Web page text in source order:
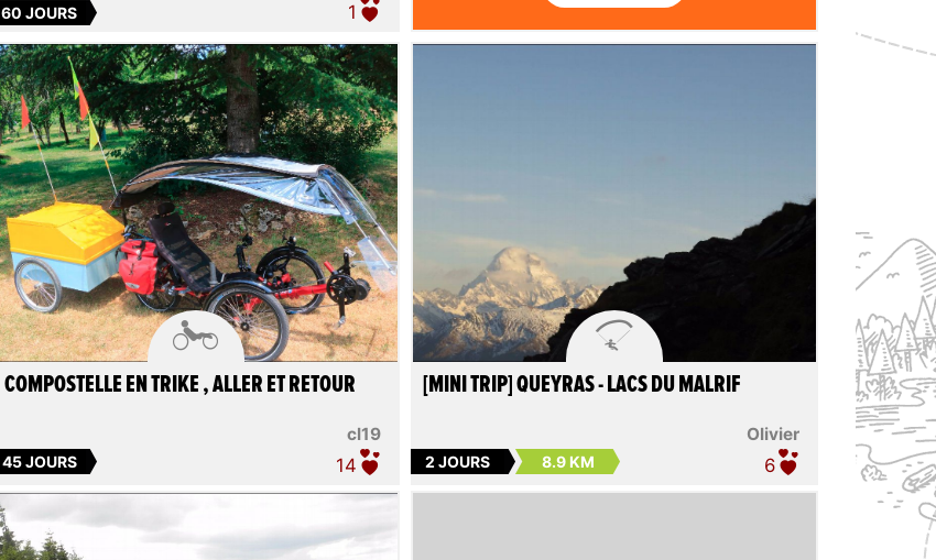
60 JOURS 1

cl19
COMPOSTELLE EN TRIKE , ALLER ET RETOUR
45 JOURS 14

Olivier
[MINI TRIP] QUEYRAS - LACS DU MALRIF
2 JOURS 8.9 KM 6